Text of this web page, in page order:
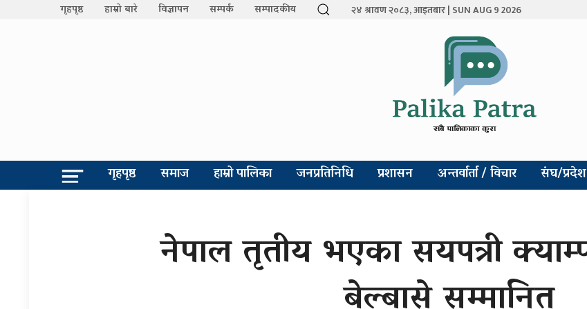
गृहपृष्ठ हाम्रो बारे विज्ञापन सम्पर्क सम्पादकीय २४ श्रावण २०८३, आइतबार | SUN AUG 9 2026
गृहपृष्ठ समाज हाम्रो पालिका जनप्रतिनिधि प्रशासन अन्तर्वार्ता / विचार संघ/प्रदेश
नेपाल तृतीय भएका सयपत्री